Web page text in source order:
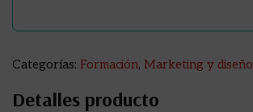
Categorías: Formación, Marketing y diseño
Detalles producto